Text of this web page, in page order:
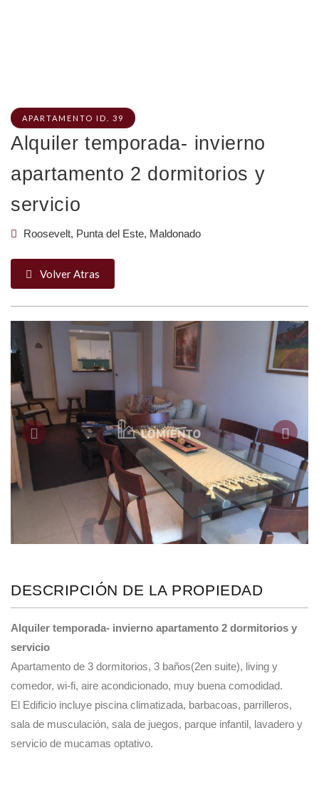
APARTAMENTO ID. 39
Alquiler temporada- invierno
apartamento 2 dormitorios y
servicio
Roosevelt, Punta del Este, Maldonado
Volver Atras
Anterior
DESCRIPCIÓN DE LA PROPIEDAD
Alquiler temporada- invierno apartamento 2 dormitorios y
servicio
Apartamento de 3 dormitorios, 3 baños(2en suite), living y
comedor, wi-fi, aire acondicionado, muy buena comodidad.
El Edificio incluye piscina climatizada, barbacoas, parrilleros,
sala de musculación, sala de juegos, parque infantil, lavadero y
servicio de mucamas optativo.